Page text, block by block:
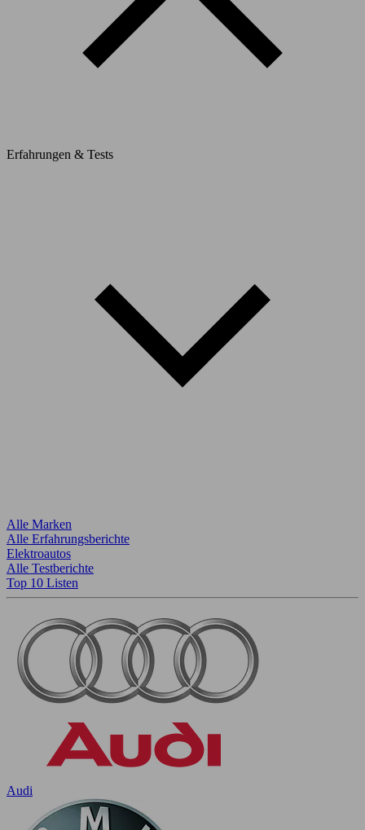
Erfahrungen & Tests
Alle Marken
Alle Erfahrungsberichte
Elektroautos
Alle Testberichte
Top 10 Listen
Audi